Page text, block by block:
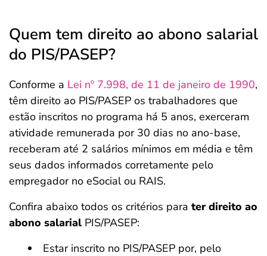
Quem tem direito ao abono salarial
do PIS/PASEP?
Conforme a Lei nº 7.998, de 11 de janeiro de 1990,
têm direito ao PIS/PASEP os trabalhadores que
estão inscritos no programa há 5 anos, exerceram
atividade remunerada por 30 dias no ano-base,
receberam até 2 salários mínimos em média e têm
seus dados informados corretamente pelo
empregador no eSocial ou RAIS.
Confira abaixo todos os critérios para ter direito ao
abono salarial PIS/PASEP:
Estar inscrito no PIS/PASEP por, pelo